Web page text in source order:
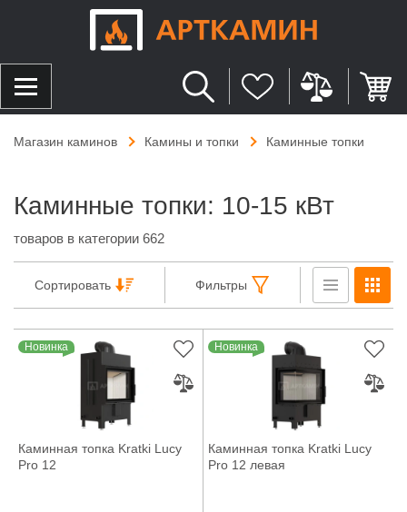
Магазин каминов Камины и топки Каминные топки
Каминные топки: 10-15 кВт
товаров в категории 662
Сортировать Фильтры
Новинка
Каминная топка Kratki Lucy
Pro 12
Новинка
Каминная топка Kratki Lucy
Pro 12 левая